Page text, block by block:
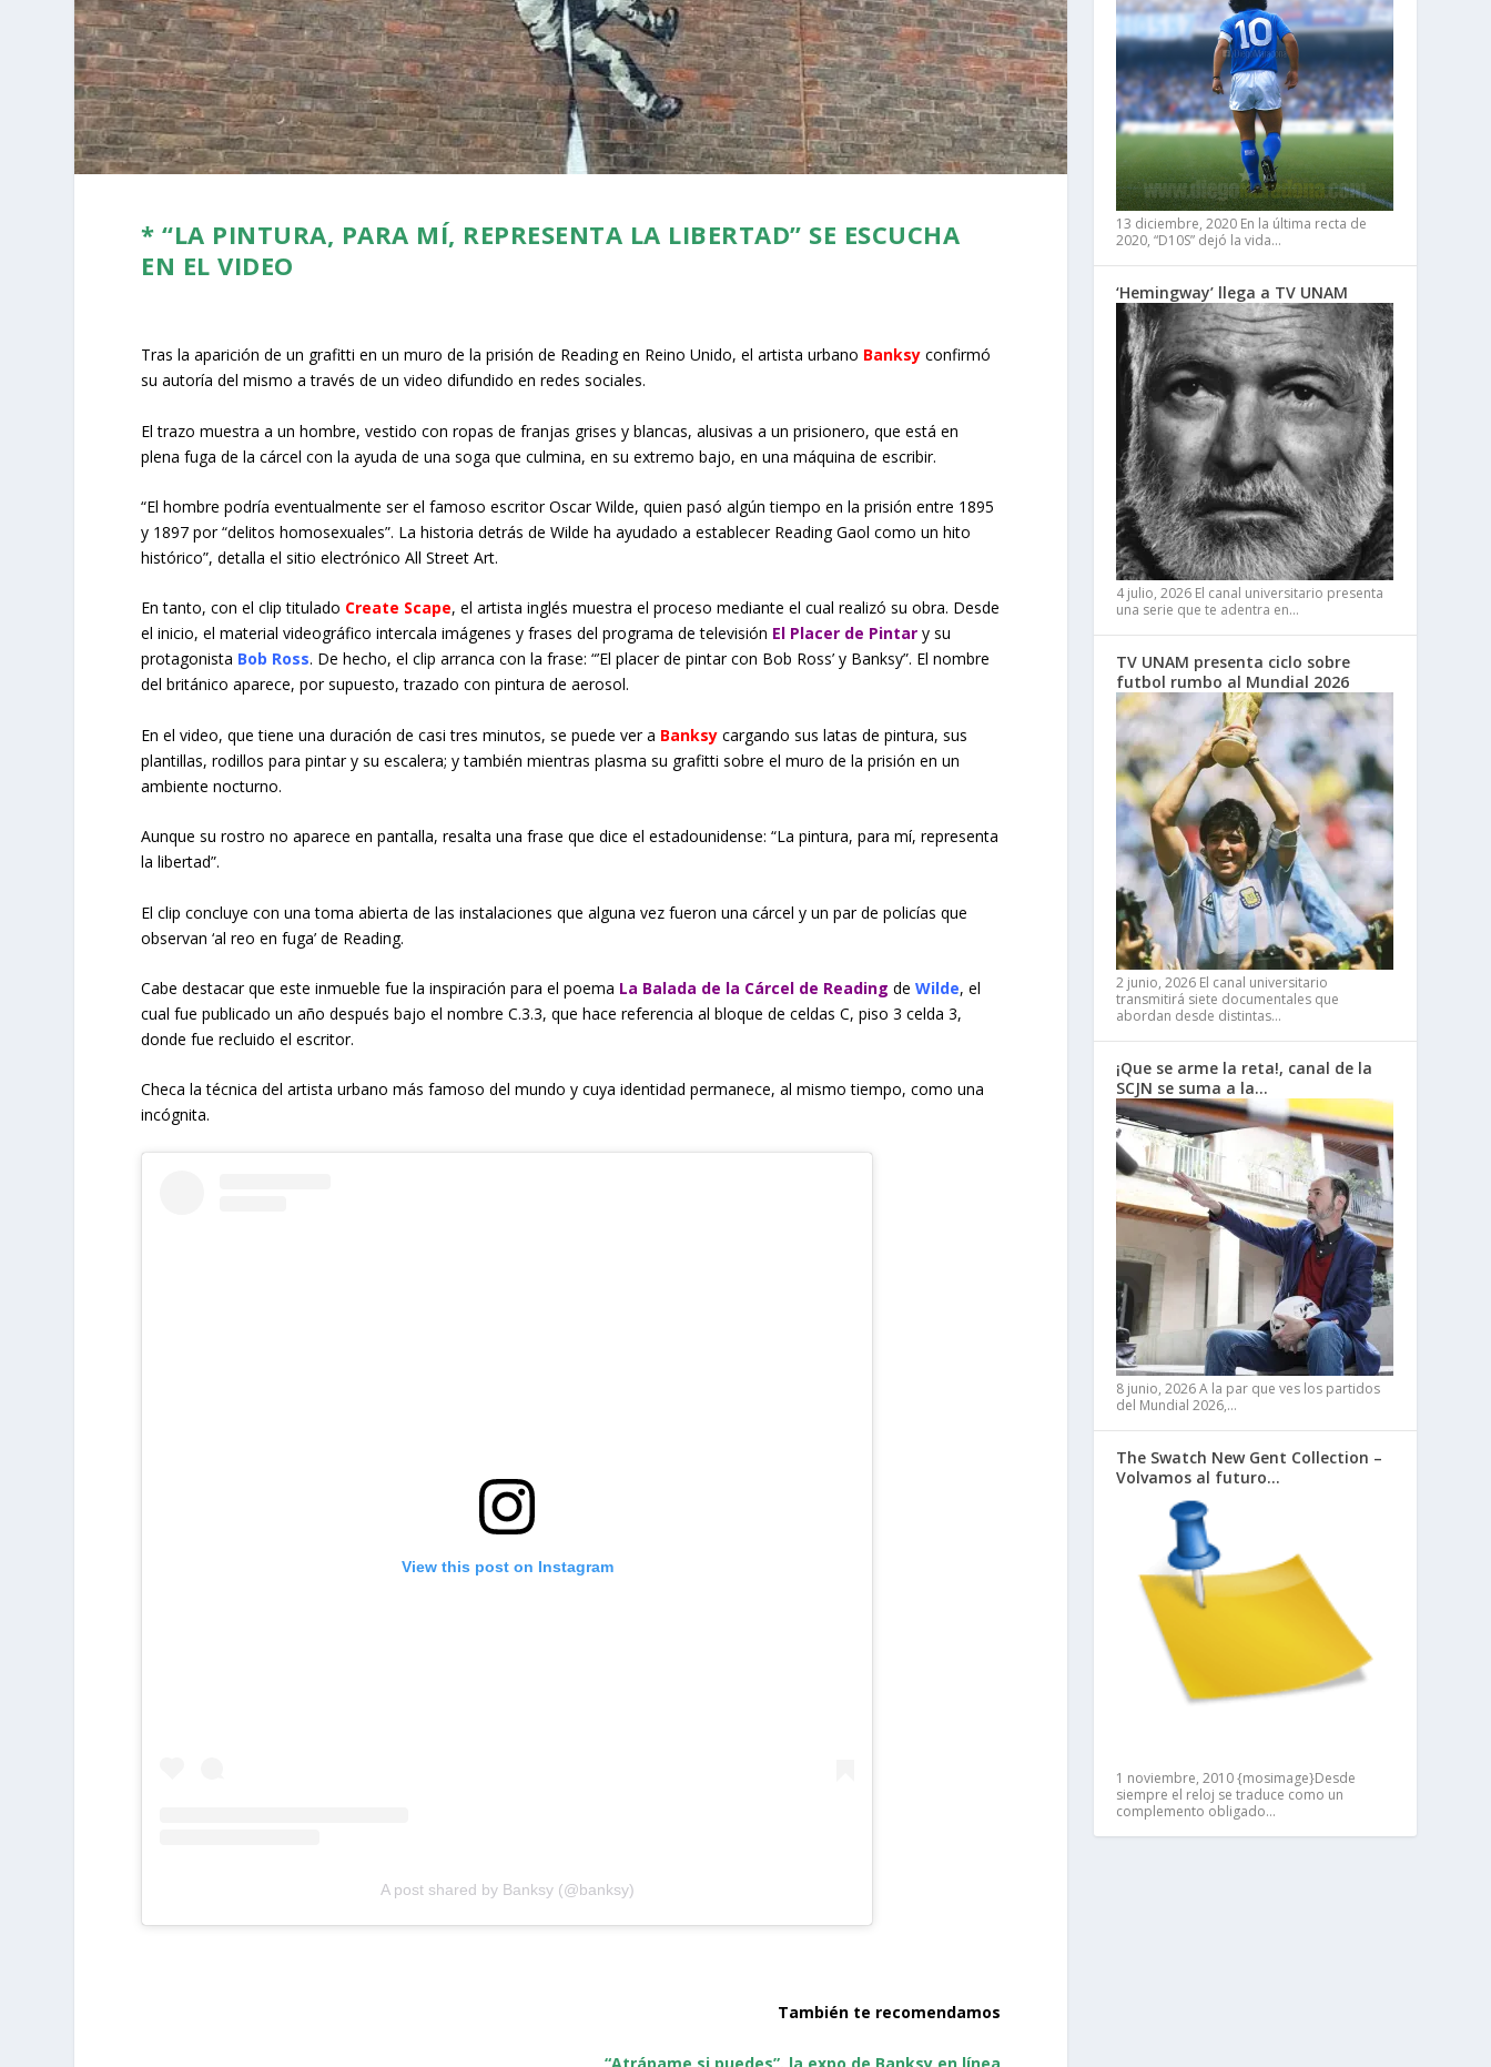
* “LA PINTURA, PARA MÍ, REPRESENTA LA LIBERTAD” SE ESCUCHA
EN EL VIDEO
Tras la aparición de un grafitti en un muro de la prisión de Reading en Reino Unido, el artista urbano Banksy confirmó
su autoría del mismo a través de un video difundido en redes sociales.
El trazo muestra a un hombre, vestido con ropas de franjas grises y blancas, alusivas a un prisionero, que está en
plena fuga de la cárcel con la ayuda de una soga que culmina, en su extremo bajo, en una máquina de escribir.
“El hombre podría eventualmente ser el famoso escritor Oscar Wilde, quien pasó algún tiempo en la prisión entre 1895
y 1897 por “delitos homosexuales”. La historia detrás de Wilde ha ayudado a establecer Reading Gaol como un hito
histórico”, detalla el sitio electrónico All Street Art.
En tanto, con el clip titulado Create Scape, el artista inglés muestra el proceso mediante el cual realizó su obra. Desde
el inicio, el material videográfico intercala imágenes y frases del programa de televisión El Placer de Pintar y su
protagonista Bob Ross. De hecho, el clip arranca con la frase: “’El placer de pintar con Bob Ross’ y Banksy”. El nombre
del británico aparece, por supuesto, trazado con pintura de aerosol.
En el video, que tiene una duración de casi tres minutos, se puede ver a Banksy cargando sus latas de pintura, sus
plantillas, rodillos para pintar y su escalera; y también mientras plasma su grafitti sobre el muro de la prisión en un
ambiente nocturno.
Aunque su rostro no aparece en pantalla, resalta una frase que dice el estadounidense: “La pintura, para mí, representa
la libertad”.
El clip concluye con una toma abierta de las instalaciones que alguna vez fueron una cárcel y un par de policías que
observan ‘al reo en fuga’ de Reading.
Cabe destacar que este inmueble fue la inspiración para el poema La Balada de la Cárcel de Reading deWilde, el
cual fue publicado un año después bajo el nombre C.3.3, que hace referencia al bloque de celdas C, piso 3 celda 3,
donde fue recluido el escritor.
Checa la técnica del artista urbano más famoso del mundo y cuya identidad permanece, al mismo tiempo, como una
incógnita.
View this post on Instagram
A post shared by Banksy (@banksy)
También te recomendamos
13 diciembre, 2020 En la última recta de
2020, “D10S” dejó la vida…
‘Hemingway’ llega a TV UNAM
4 julio, 2026 El canal universitario presenta
una serie que te adentra en…
TV UNAM presenta ciclo sobre
futbol rumbo al Mundial 2026
2 junio, 2026 El canal universitario
transmitirá siete documentales que
abordan desde distintas…
¡Que se arme la reta!, canal de la
SCJN se suma a la…
8 junio, 2026A la par que ves los partidos
del Mundial 2026,…
The Swatch New Gent Collection –
Volvamos al futuro…
1 noviembre, 2010{mosimage}Desde
siempre el reloj se traduce como un
complemento obligado…